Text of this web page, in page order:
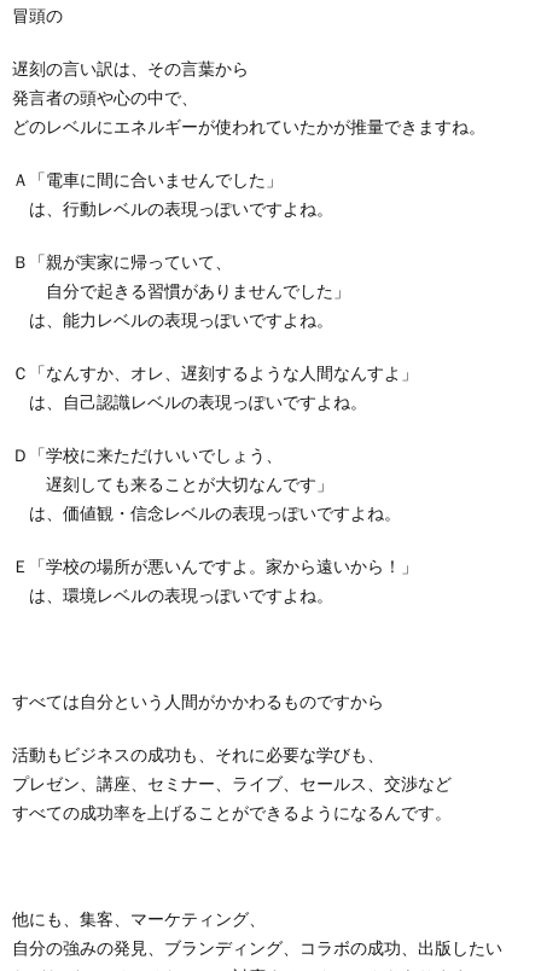
冒頭の
遅刻の言い訳は、その言葉から
発言者の頭や心の中で、
どのレベルにエネルギーが使われていたかが推量できますね。
Ａ「電車に間に合いませんでした」
は、行動レベルの表現っぽいですよね。
Ｂ「親が実家に帰っていて、
自分で起きる習慣がありませんでした」
は、能力レベルの表現っぽいですよね。
Ｃ「なんすか、オレ、遅刻するような人間なんすよ」
は、自己認識レベルの表現っぽいですよね。
Ｄ「学校に来ただけいいでしょう、
遅刻しても来ることが大切なんです」
は、価値観・信念レベルの表現っぽいですよね。
Ｅ「学校の場所が悪いんですよ。家から遠いから！」
は、環境レベルの表現っぽいですよね。
すべては自分という人間がかかわるものですから
活動もビジネスの成功も、それに必要な学びも、
プレゼン、講座、セミナー、ライブ、セールス、交渉など
すべての成功率を上げることができるようになるんです。
他にも、集客、マーケティング、
自分の強みの発見、ブランディング、コラボの成功、出版したい